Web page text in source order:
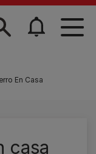
En Casa
casa